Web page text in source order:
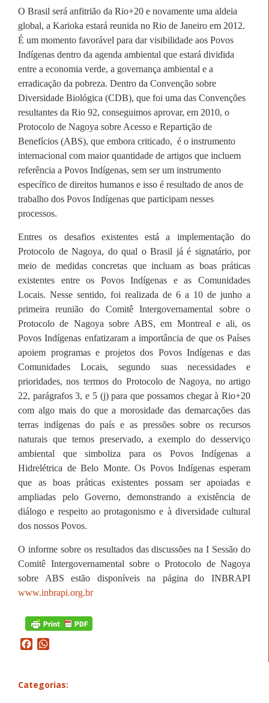
O Brasil será anfitrião da Rio+20 e novamente uma aldeia
global, a Karioka estará reunida no Rio de Janeiro em 2012.
É um momento favorável para dar visibilidade aos Povos
Indígenas dentro da agenda ambiental que estará dividida
entre a economia verde, a governança ambiental e a
erradicação da pobreza. Dentro da Convenção sobre
Diversidade Biológica (CDB), que foi uma das Convenções
resultantes da Rio 92, conseguimos aprovar, em 2010, o
Protocolo de Nagoya sobre Acesso e Repartição de
Benefícios (ABS), que embora criticado, é o instrumento
internacional com maior quantidade de artigos que incluem
referência a Povos Indígenas, sem ser um instrumento
específico de direitos humanos e isso é resultado de anos de
trabalho dos Povos Indígenas que participam nesses
processos.
Entres os desafios existentes está a implementação do
Protocolo de Nagoya, do qual o Brasil já é signatário, por
meio de medidas concretas que incluam as boas práticas
existentes entre os Povos Indígenas e as Comunidades
Locais. Nesse sentido, foi realizada de 6 a 10 de junho a
primeira reunião do Comitê Intergovernamental sobre o
Protocolo de Nagoya sobre ABS, em Montreal e ali, os
Povos Indígenas enfatizaram a importância de que os Países
apoiem programas e projetos dos Povos Indígenas e das
Comunidades Locais, segundo suas necessidades e
prioridades, nos termos do Protocolo de Nagoya, no artigo
22, parágrafos 3, e 5 (j) para que possamos chegar à Rio+20
com algo mais do que a morosidade das demarcações das
terras indígenas do país e as pressões sobre os recursos
naturais que temos preservado, a exemplo do desserviço
ambiental que simboliza para os Povos Indígenas a
Hidrelétrica de Belo Monte. Os Povos Indígenas esperam
que as boas práticas existentes possam ser apoiadas e
ampliadas pelo Governo, demonstrando a existência de
diálogo e respeito ao protagonismo e à diversidade cultural
dos nossos Povos.
O informe sobre os resultados das discussões na I Sessão do
Comitê Intergovernamental sobre o Protocolo de Nagoya
sobre ABS estão disponíveis na página do INBRAPI
www.inbrapi.org.br
Facebook
Categorias: